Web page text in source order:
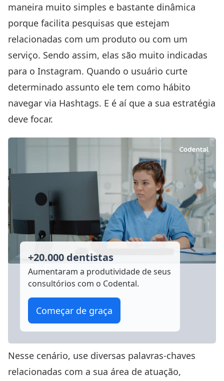
maneira muito simples e bastante dinâmica
porque facilita pesquisas que estejam
relacionadas com um produto ou com um
serviço. Sendo assim, elas são muito indicadas
para o Instagram. Quando o usuário curte
determinado assunto ele tem como hábito
navegar via Hashtags. E é aí que a sua estratégia
deve focar.
+20.000 dentistas
Aumentaram a produtividade de seus
consultórios com o Codental.
Começar de graça
Nesse cenário, use diversas palavras-chaves
relacionadas com a sua área de atuação,